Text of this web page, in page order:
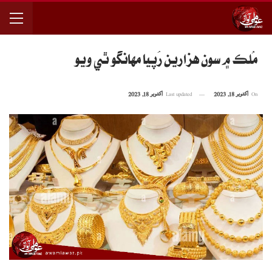
مُلڪ ۾ سون هزارين رُپيا مهانگو ٿي ويو
اکتوبر 18, 2023 اکتوبر 18, 2023